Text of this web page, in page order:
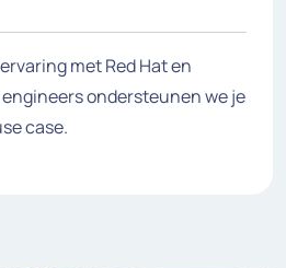
met Red Hat en
ondersteunen we je
case.